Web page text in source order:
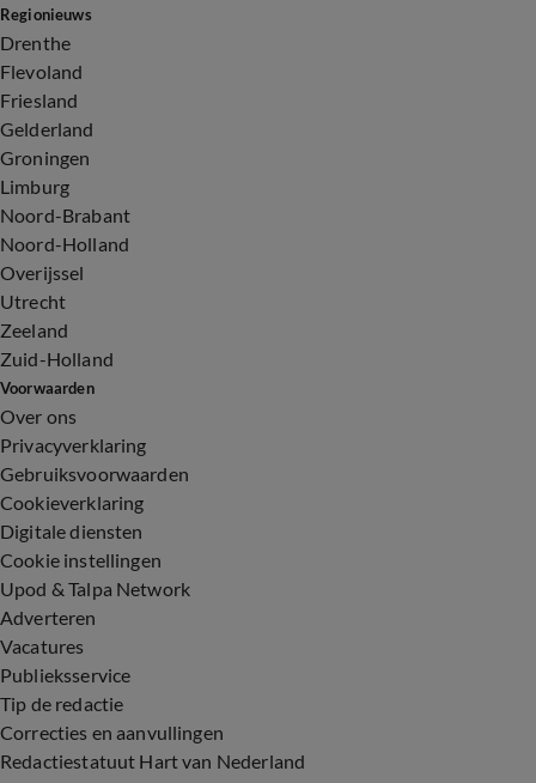
Regionieuws
Drenthe
Flevoland
Friesland
Gelderland
Groningen
Limburg
Noord-Brabant
Noord-Holland
Overijssel
Utrecht
Zeeland
Zuid-Holland
Voorwaarden
Over ons
Privacyverklaring
Gebruiksvoorwaarden
Cookieverklaring
Digitale diensten
Cookie instellingen
Upod & Talpa Network
Adverteren
Vacatures
Publieksservice
Tip de redactie
Correcties en aanvullingen
Redactiestatuut Hart van Nederland